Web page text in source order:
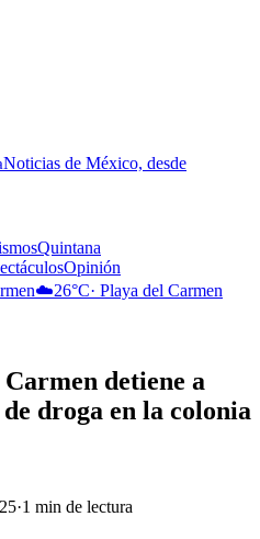
Noticias de México, desde
Quintana
Opinión
☁️26°C· Playa del Carmen
detiene a
droga en la colonia
·1 min de lectura